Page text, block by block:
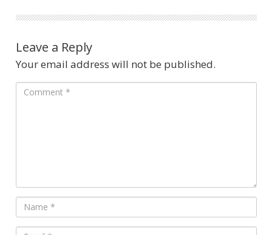
Leave a Reply
Your email address will not be published.